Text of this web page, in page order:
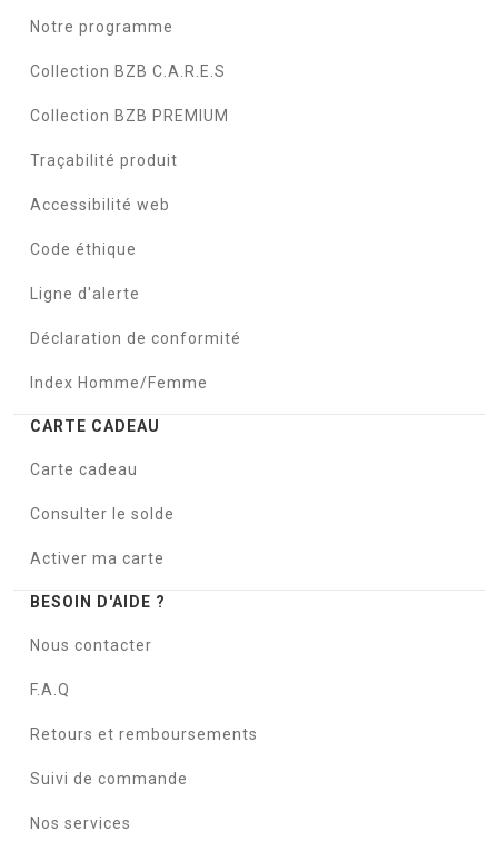
Notre programme
Collection BZB C.A.R.E.S
Collection BZB PREMIUM
Traçabilité produit
Accessibilité web
Code éthique
Ligne d'alerte
Déclaration de conformité
Index Homme/Femme
CARTE CADEAU
Carte cadeau
Consulter le solde
Activer ma carte
BESOIN D'AIDE ?
Nous contacter
F.A.Q
Retours et remboursements
Suivi de commande
Nos services